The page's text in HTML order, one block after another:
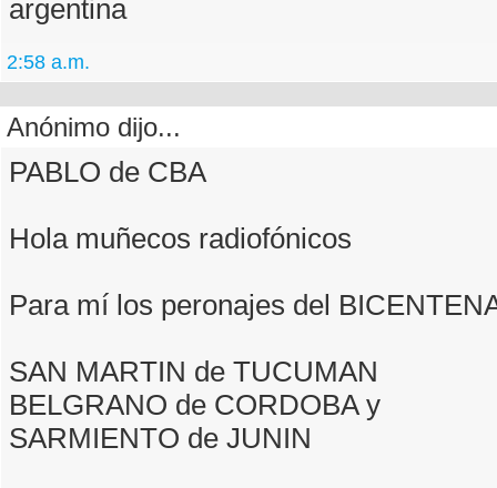
argentina
2:58 a.m.
Anónimo dijo...
PABLO de CBA
Hola muñecos radiofónicos
Para mí los peronajes del
SAN MARTIN de TUCUMAN
BELGRANO de CORDOBA y
SARMIENTO de JUNIN